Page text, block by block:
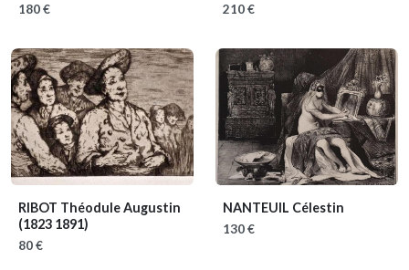
180 € 210 €
RIBOT Théodule Augustin
(1823 1891)
80 €
NANTEUIL Célestin
130 €